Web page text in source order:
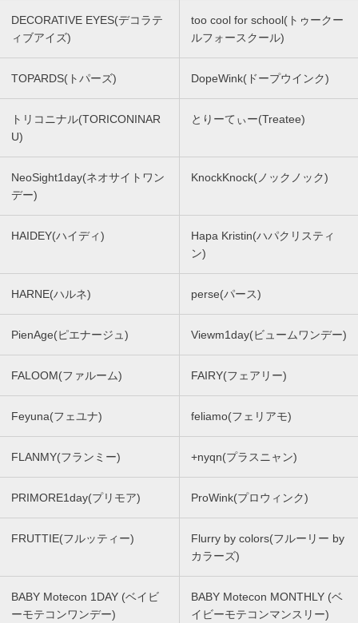
DECORATIVE EYES(デコラテ
ィブアイズ)
too cool for school(トゥークー
ルフォースクール)
TOPARDS(トパーズ) DopeWink(ドープウインク)
トリコニナル(TORICONINAR
U)
とりーてぃー(Treatee)
NeoSight1day(ネオサイトワン
デー)
KnockKnock(ノックノック)
HAIDEY(ハイディ)
Hapa Kristin(ハパクリスティ
ン)
HARNE(ハルネ) perse(パース)
PienAge(ピエナージュ) Viewm1day(ビュームワンデー)
FALOOM(ファルーム) FAIRY(フェアリー)
Feyuna(フェユナ) feliamo(フェリアモ)
FLANMY(フランミー) +nyqn(プラスニャン)
PRIMORE1day(プリモア) ProWink(プロウィンク)
FRUTTIE(フルッティー)
Flurry by colors(フルーリー by
カラーズ)
BABY Motecon 1DAY (ベイビ
ーモテコンワンデー)
BABY Motecon MONTHLY (ベ
イビーモテコンマンスリー)